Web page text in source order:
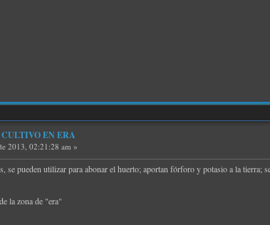
EN ERA
2013, 02:21:28 am »
se pueden utilizar para abonar el huerto; aportan fórforo y potasio a la tierra;
la zona de "era"